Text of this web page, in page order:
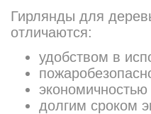
Гирлянды для
отличаются:
удобством в
долгим сроком